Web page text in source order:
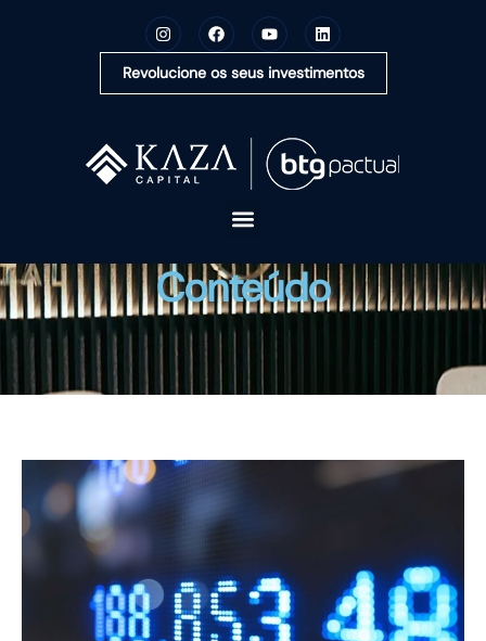
Revolucione os seus investimentos
A KAZA CAPITAL
SOLUÇÕES
MONTE SUA CARTEIRA
CONTEÚDOS
Conteúdo